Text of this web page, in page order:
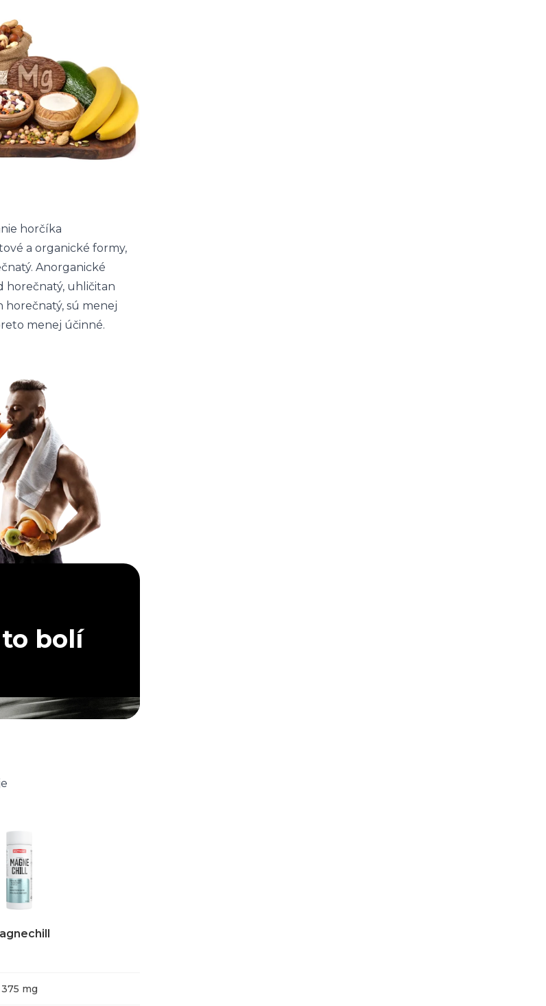
horčíka
a organické formy,
Anorganické
horečnatý, uhličitan
horečnatý, sú menej
menej účinné.
bolí
375 mg